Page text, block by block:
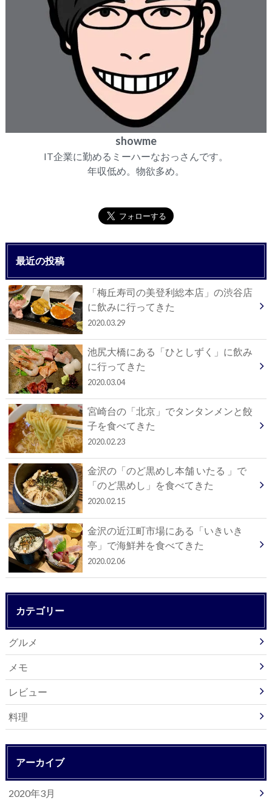
showme
IT企業に勤めるミーハーなおっさんです。
年収低め。物欲多め。
最近の投稿
「梅丘寿司の美登利総本店」の渋谷店
に飲みに行ってきた
2020.03.29
池尻大橋にある「ひとしずく」に飲み
に行ってきた
2020.03.04
宮崎台の「北京」でタンタンメンと餃
子を食べてきた
2020.02.23
金沢の「のど黒めし本舗 いたる 」で
「のど黒めし」を食べてきた
2020.02.15
金沢の近江町市場にある「いきいき
亭」で海鮮丼を食べてきた
2020.02.06
カテゴリー
グルメ
メモ
レビュー
料理
アーカイブ
2020年3月